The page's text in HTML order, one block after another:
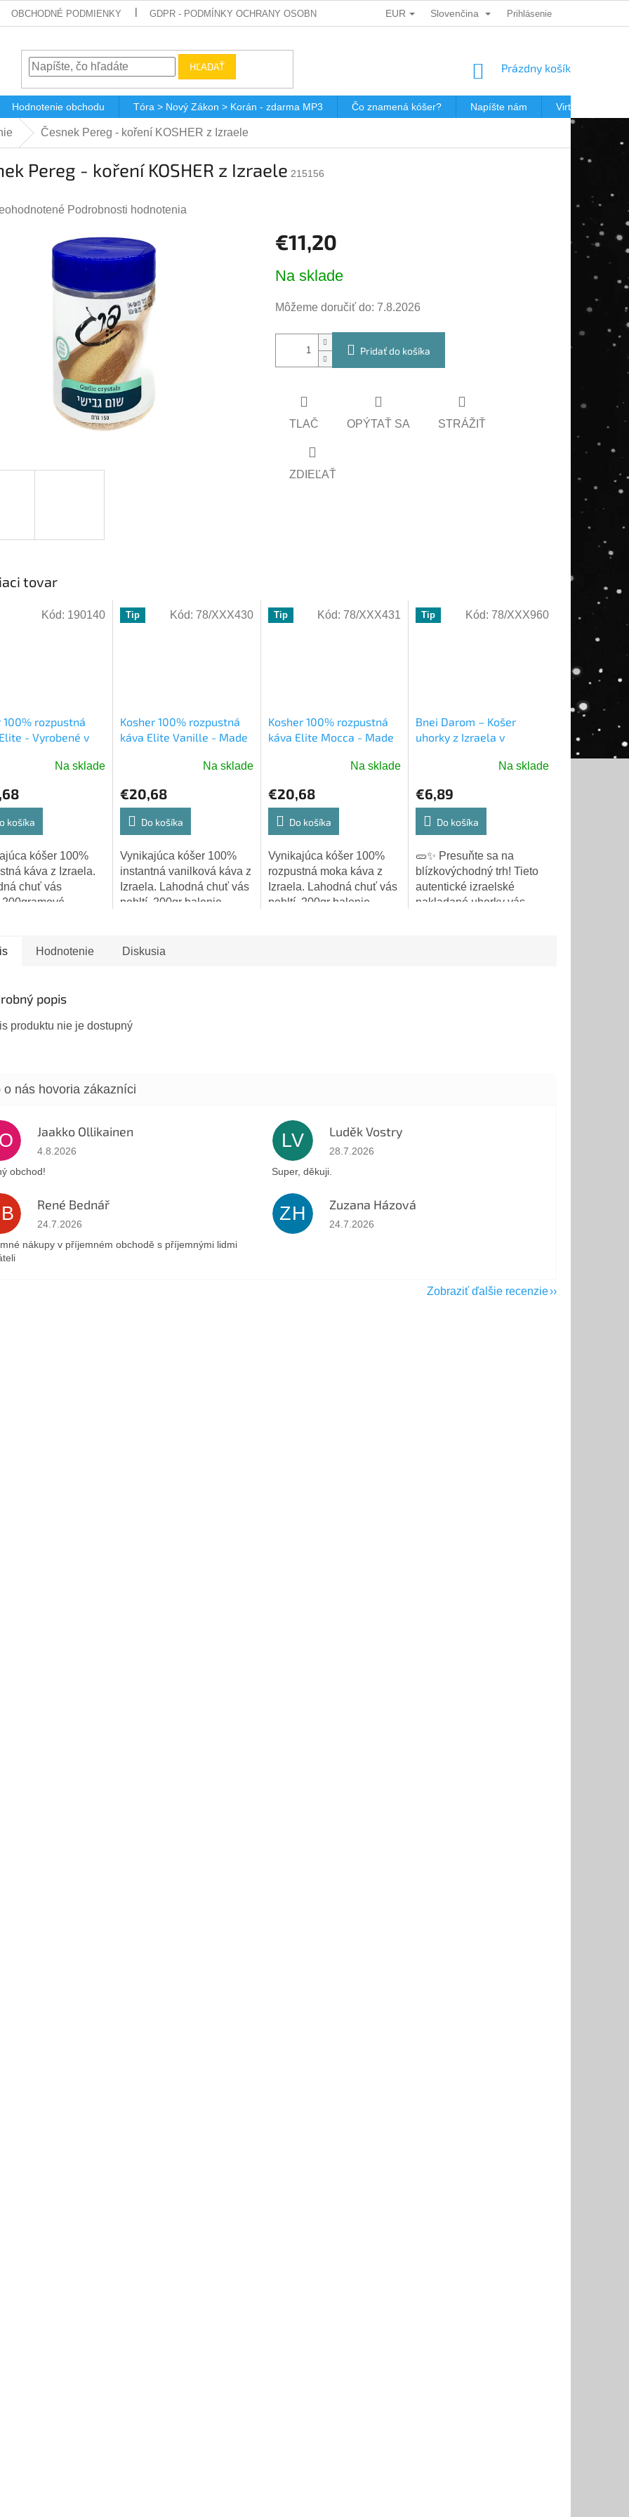
OBCHODNÉ PODMIENKY GDPR - PODMÍNKY OCHRANY OSOBNÍCH ÚDAJŮ DÁRKOVÉ KUPONY POŠTOVNÉ V JEWISHOP
EUR Slovenčina Prihlásenie
HĽADAŤ
NÁKUPNÝ
Prázdny košík
Hodnotenie obchodu Tóra > Nový Zákon > Korán - zdarma MP3 Čo znamená kóšer? Napíšte nám Virtuálna
Česnek Pereg - koření KOSHER z Izraele
Pereg - koření KOSHER z Izraele 215156
Podrobnosti hodnotenia
€11,20
cena:
Na sklade
Môžeme doručiť do: 7.8.2026
Pridať do košíka
TLAČ OPÝTAŤ SA STRÁŽIŤ
ZDIEĽAŤ
tovar
100% rozpustná
- Vyrobené v
Na sklade
košíka
kóšer 100%
káva z Izraela.
chuť vás
Elite instantná
Kód: 190140 Tip
Kosher 100% rozpustná
káva Elite Vanille - Made
produktu
5
hviezdičiek.
Na sklade
€20,68
Do košíka
Vynikajúca kóšer 100%
instantná vanilková káva z
Izraela. Lahodná chuť vás
pohltí. 200gr balenie,
parve Zloženie: 100%...
Kód: 78/XXX430 Tip
Kosher 100% rozpustná
káva Elite Mocca - Made
produktu
5
hviezdičiek.
Na sklade
€20,68
Do košíka
Vynikajúca kóšer 100%
rozpustná moka káva z
Izraela. Lahodná chuť vás
pohltí. 200gr balenie,
Kód:78/XXX431 Tip
Bnei Darom – Košer
uhorky z Izraela v
Na sklade
€6,89
Do košíka
🥒✨ Presuňte sa na
blízkovýchodný trh! Tieto
autentické izraelské
nakladané uhorky vás
Kód: 78/XXX960
Hodnotenie Diskusia
popis
produktu nie je dostupný
Jaakko Ollikainen
Hodnotenie obchodu je 5 z 5 hviezdičiek.
4.8.2026
obchod!
LV Luděk Vostry
Hodnotenie obchodu je 5 z 5 hviezdičiek.
28.7.2026
Super, děkuji.
René Bednář
Hodnotenie obchodu je 5 z 5 hviezdičiek.
24.7.2026
nákupy v příjemném obchodě s příjemnými lidmi
ZH Zuzana Házová
Hodnotenie obchodu je 5 z 5 hviezdičiek.
24.7.2026
Zobraziť ďalšie recenzie